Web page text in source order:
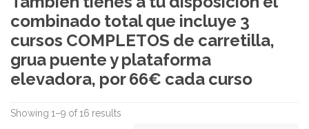
combinado total que incluye 3
cursos COMPLETOS de carretilla,
grua puente y plataforma
elevadora, por 66€ cada curso
Showing 1–9 of 16 results